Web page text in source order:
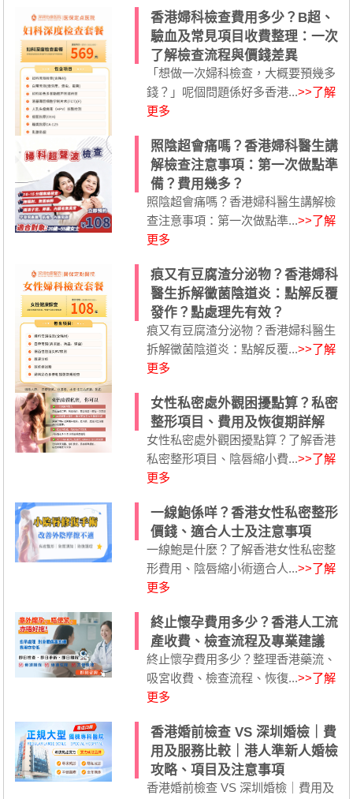
香港婦科檢查費用多少？B超、
驗血及常見項目收費整理：一次
了解檢查流程與價錢差異
「想做一次婦科檢查，大概要預幾多
錢？」呢個問題係好多香港...>>了解
更多
照陰超會痛嗎？香港婦科醫生講
解檢查注意事項：第一次做點準
備？費用幾多？
照陰超會痛嗎？香港婦科醫生講解檢
查注意事項：第一次做點準...>>了解
更多
痕又有豆腐渣分泌物？香港婦科
醫生拆解黴菌陰道炎：點解反覆
發作？點處理先有效？
痕又有豆腐渣分泌物？香港婦科醫生
拆解黴菌陰道炎：點解反覆...>>了解
更多
女性私密處外觀困擾點算？私密
整形項目、費用及恢復期詳解
女性私密處外觀困擾點算？了解香港
私密整形項目、陰唇縮小費...>>了解
更多
一線鮑係咩？香港女性私密整形
價錢、適合人士及注意事項
一線鮑是什麼？了解香港女性私密整
形費用、陰唇縮小術適合人...>>了解
更多
終止懷孕費用多少？香港人工流
產收費、檢查流程及專業建議
終止懷孕費用多少？整理香港藥流、
吸宮收費、檢查流程、恢復...>>了解
更多
香港婚前檢查 VS 深圳婚檢｜費
用及服務比較｜港人準新人婚檢
攻略、項目及注意事項
香港婚前檢查 VS 深圳婚檢｜費用及